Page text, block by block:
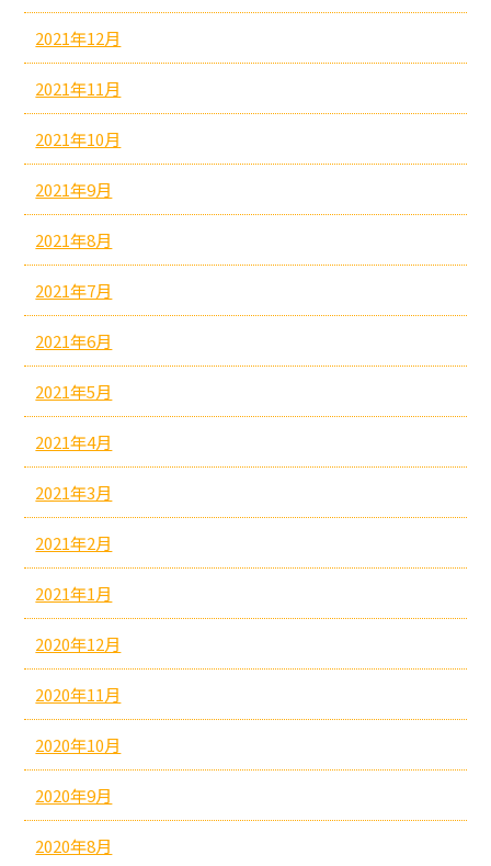
2021年12月
2021年11月
2021年10月
2021年9月
2021年8月
2021年7月
2021年6月
2021年5月
2021年4月
2021年3月
2021年2月
2021年1月
2020年12月
2020年11月
2020年10月
2020年9月
2020年8月